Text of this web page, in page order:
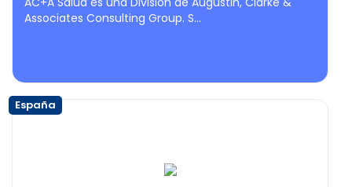
Associates Consulting Group. S...
España